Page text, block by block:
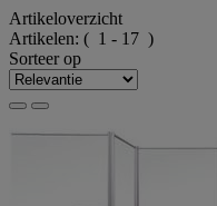
Artikeloverzicht
Artikelen: ( 1 - 17 )
Sorteer op